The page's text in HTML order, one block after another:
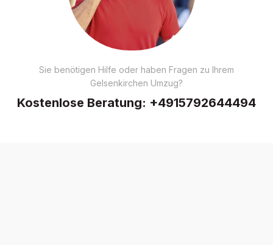
Sie benötigen Hilfe oder haben Fragen zu Ihrem
Gelsenkirchen Umzug?
Kostenlose Beratung: +4915792644494